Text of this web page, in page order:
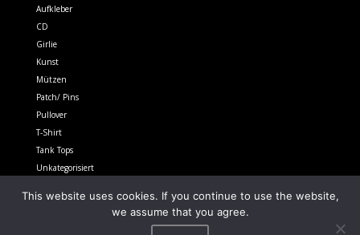
Aufkleber
CD
Girlie
Kunst
Mützen
Patch/ Pins
Pullover
T-Shirt
Tank Tops
Unkategorisiert
This website uses cookies. If you continue to use the website,
we assume that you agree.